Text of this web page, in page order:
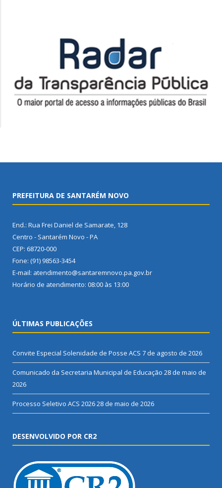
PREFEITURA DE SANTARÉM NOVO
End.: Rua Frei Daniel de Samarate, 128
Centro - Santarém Novo - PA
CEP: 68720-000
Fone: (91) 98563-3454
E-mail: atendimento@santaremnovo.pa.gov.br
Horário de atendimento: 08:00 às 13:00
ÚLTIMAS PUBLICAÇÕES
Convite Especial Solenidade de Posse ACS 7 de agosto de 2026
Comunicado da Secretaria Municipal de Educação 28 de maio de
2026
Processo Seletivo ACS 202628 de maio de 2026
DESENVOLVIDO POR CR2